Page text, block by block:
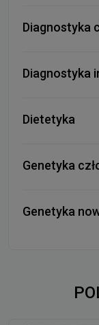
Diagnostyka
Diagnostyka
Dietetyka
Genetyka
Genetyka